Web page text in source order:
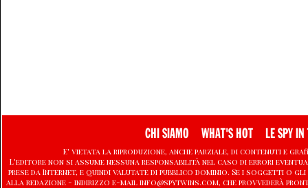
CHI SIAMO WHAT'S HOT LE SPY IN
E' vietata la riproduzione, anche parziale, di contenuti e
L'editore non si assume nessuna responsabilità nel caso di errori
prese da Internet, e quindi valutate di pubblico dominio. Se i soggetti
alla redazione - indirizzo e-mail info@spytwins.com, che provvederà